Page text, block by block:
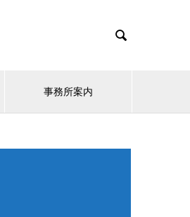

事務所案内